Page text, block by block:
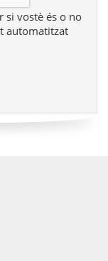
si vostè és o no
automatitzat